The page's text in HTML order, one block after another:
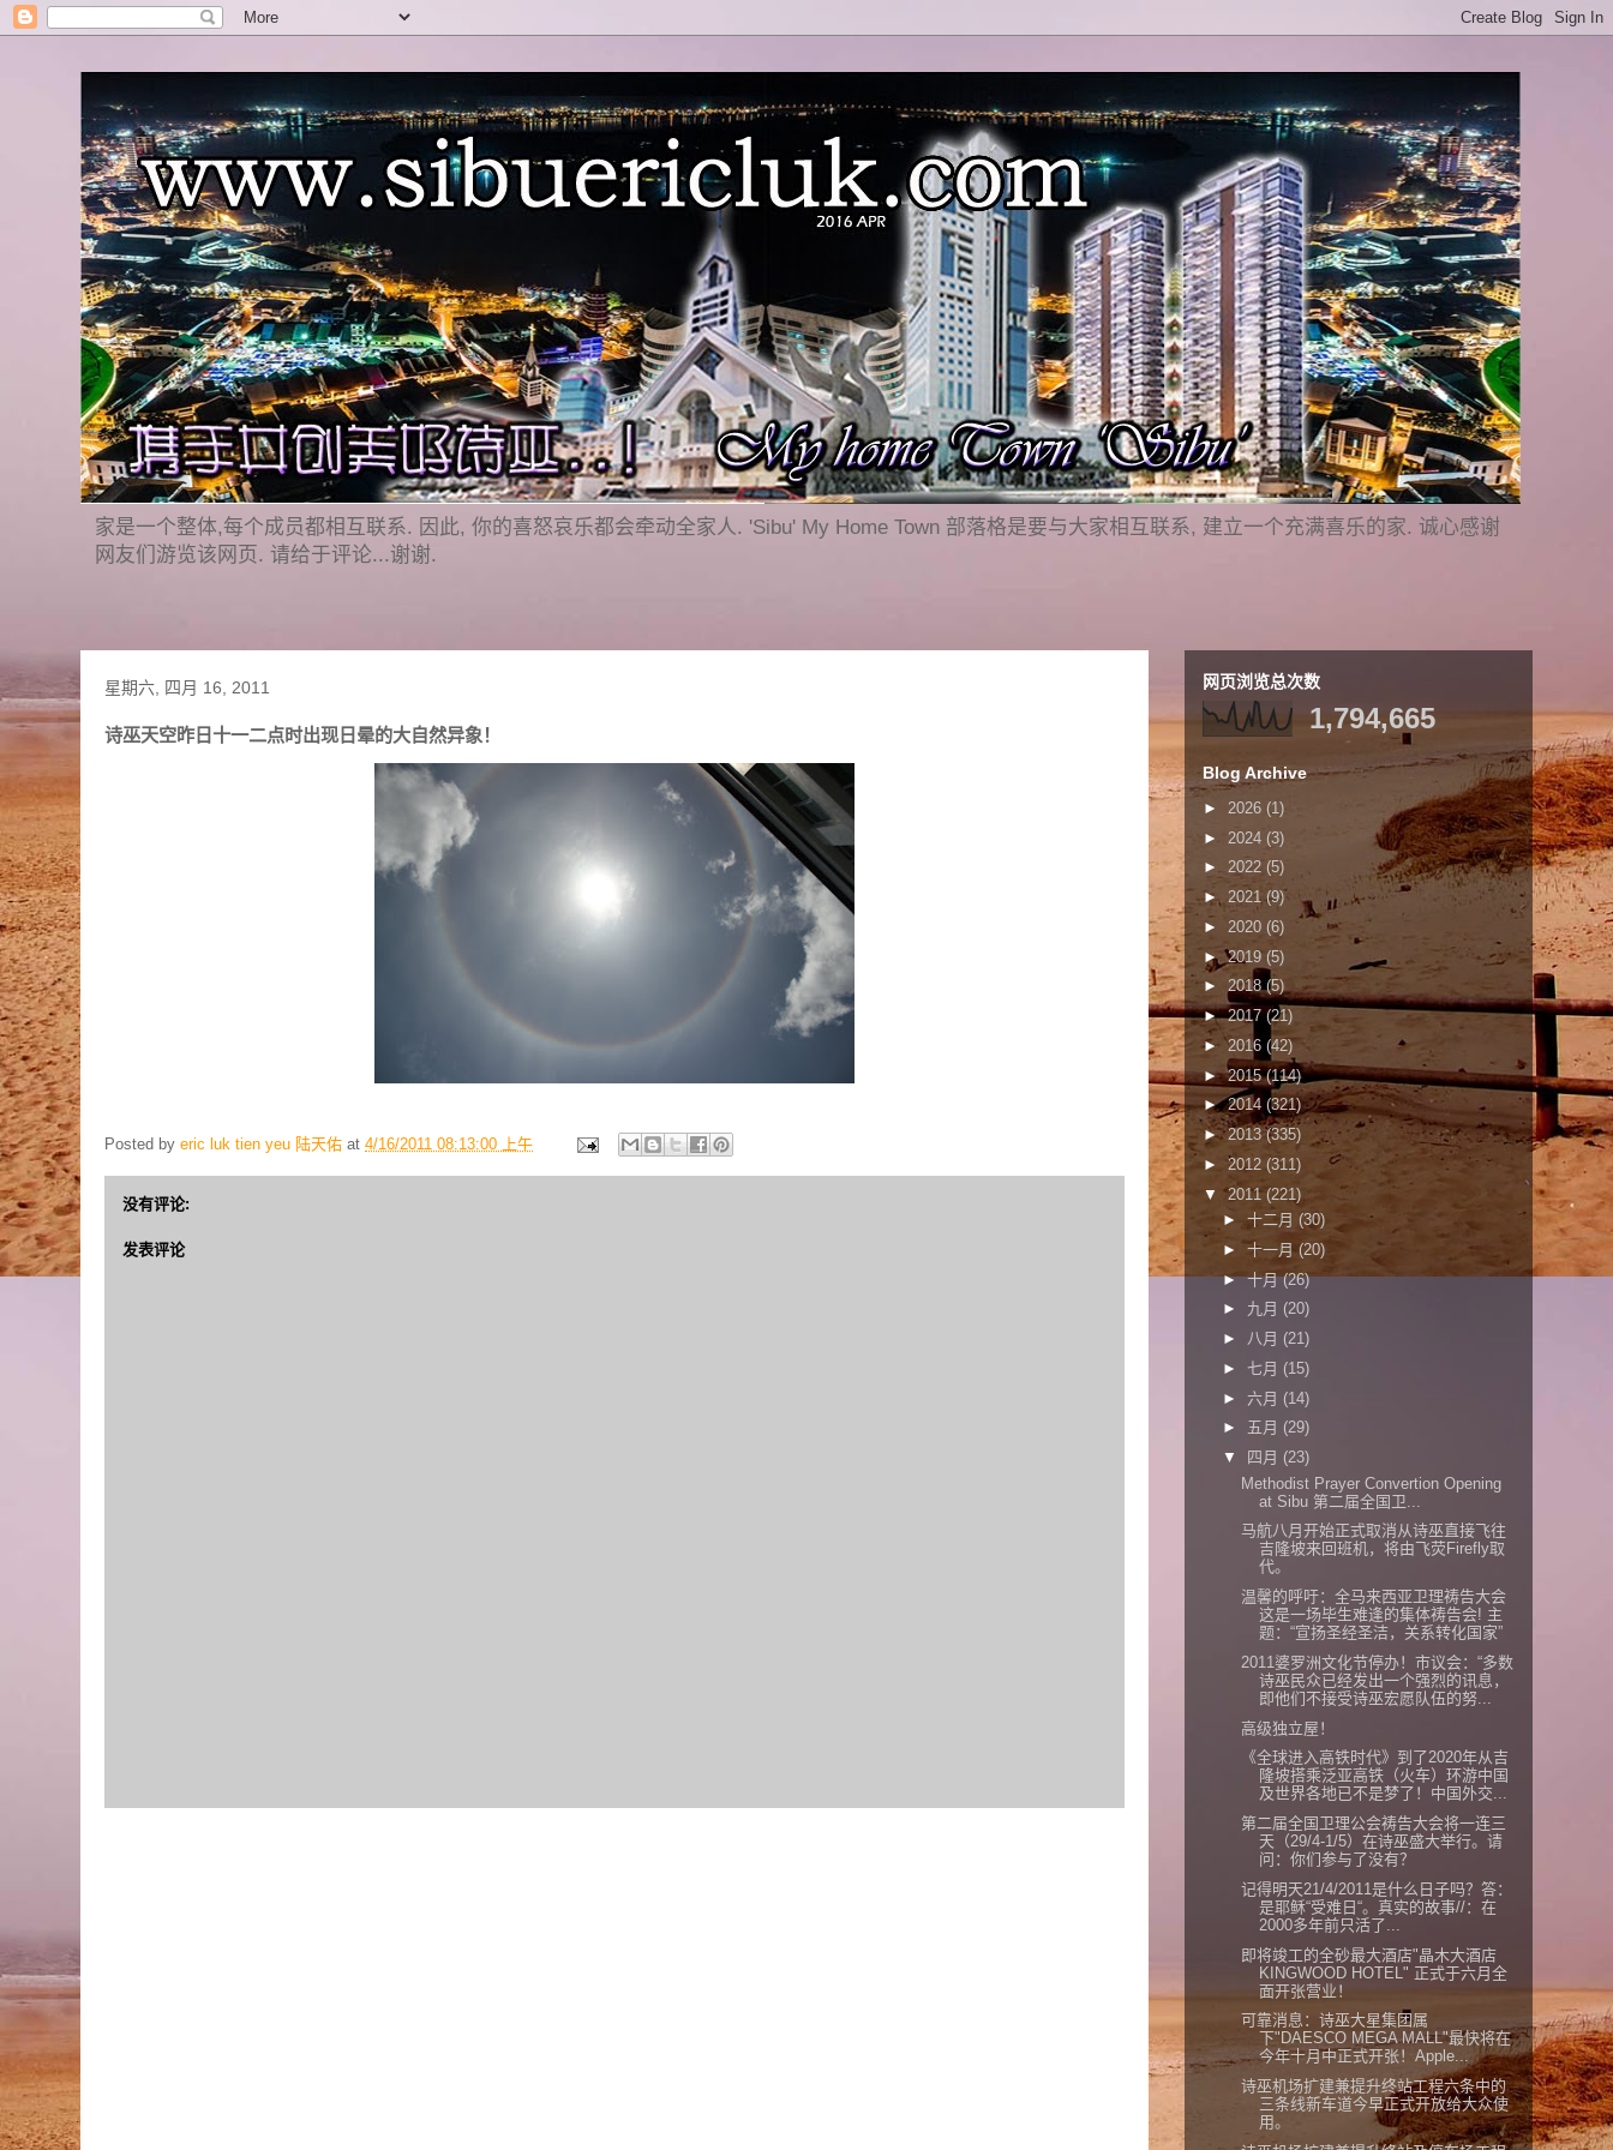
家是一个整体,每个成员都相互联系. 因此, 你的喜怒哀乐都会牵动全家人. 'Sibu' My Home Town 部落格是要与大家相互联系, 建立一个充满喜乐的家. 诚心感谢
网友们游览该网页. 请给于评论...谢谢.
星期六, 四月 16, 2011
诗巫天空昨日十一二点时出现日晕的大自然异象！
Posted by eric luk tien yeu 陆天佑 at 4/16/2011 08:13:00 上午
没有评论:
发表评论
网页浏览总次数
1,794,665
Blog Archive
► 2026 (1)
► 2024 (3)
► 2022 (5)
► 2021 (9)
► 2020 (6)
►2019 (5)
► 2018(5)
►2017(21)
►2016 (42)
►2015(114)
►2014 (321)
►2013(335)
► 2012 (311)
▼2011 (221)
► 十二月 (30)
► 十一月 (20)
►十月(26)
► 九月 (20)
► 八月 (21)
► 七月 (15)
► 六月 (14)
► 五月 (29)
▼
四月 (23)
Methodist Prayer Convertion Opening
at Sibu 第二届全国卫...
马航八月开始正式取消从诗巫直接飞往
吉隆坡来回班机，将由飞荧Firefly取
代。
温馨的呼吁：全马来西亚卫理祷告大会
这是一场毕生难逢的集体祷告会! 主
题：“宣扬圣经圣洁，关系转化国家”
2011婆罗洲文化节停办！市议会：“多数
诗巫民众已经发出一个强烈的讯息，
即他们不接受诗巫宏愿队伍的努...
高级独立屋！
《全球进入高铁时代》到了2020年从吉
隆坡搭乘泛亚高铁（火车）环游中国
及世界各地已不是梦了！中国外交...
第二届全国卫理公会祷告大会将一连三
天（29/4-1/5）在诗巫盛大举行。请
问：你们参与了没有？
记得明天21/4/2011是什么日子吗？答：
是耶稣“受难日“。真实的故事//：在
2000多年前只活了...
即将竣工的全砂最大酒店"晶木大酒店
KINGWOOD HOTEL" 正式于六月全
面开张营业！
可靠消息：诗巫大星集团属
下"DAESCO MEGA MALL"最快将在
今年十月中正式开张！Apple...
诗巫机场扩建兼提升终站工程六条中的
三条线新车道今早正式开放给大众使
用。